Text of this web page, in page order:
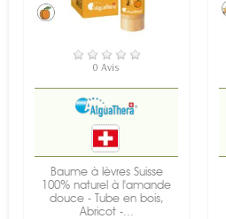
EN STOCK
0 Avis
Baume à lèvres Suisse
100% naturel à l'amande
douce - Tube en bois,
Abricot -...